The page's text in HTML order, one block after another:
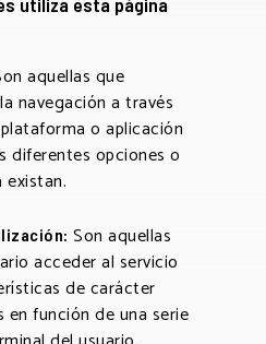
aquellas que
navegación a través
o aplicación
diferentes opciones o
existan.
Son aquellas
acceder al servicio
de carácter
en función de una serie